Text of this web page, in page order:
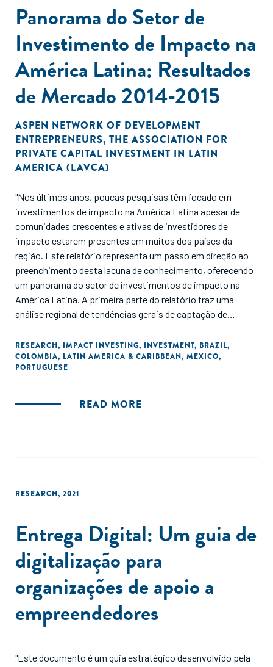
Panorama do Setor de
Investimento de Impacto na
América Latina: Resultados
de Mercado 2014-2015
ASPEN NETWORK OF DEVELOPMENT
ENTREPRENEURS, THE ASSOCIATION FOR
PRIVATE CAPITAL INVESTMENT IN LATIN
AMERICA (LAVCA)
"Nos últimos anos, poucas pesquisas têm focado em
investimentos de impacto na América Latina apesar de
comunidades crescentes e ativas de investidores de
impacto estarem presentes em muitos dos países da
região. Este relatório representa um passo em direção ao
preenchimento desta lacuna de conhecimento, oferecendo
um panorama do setor de investimentos de impacto na
América Latina. A primeira parte do relatório traz uma
análise regional de tendências gerais de captação de
desenvolvimento de potenciais empreendimentos,
assistência técnica, mensuração de impacto, talentos e
gênero. Após esse resumo, encontram-se análises
mercados-chave nos quais essa indústria se encontra mais
RESEARCH, IMPACT INVESTING, INVESTMENT, BRAZIL,
COLOMBIA, LATIN AMERICA & CARIBBEAN, MEXICO,
PORTUGUESE
READ MORE
RESEARCH, 2021
Entrega Digital: Um guia de
digitalização para
organizações de apoio a
empreendedores
"Este documento é um guia estratégico desenvolvido pela